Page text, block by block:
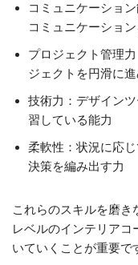
コミュニケーショ
コミュニケーショ
プロジェクト管理
ジェクトを円滑に
技術力：デザイン
習している能力
柔軟性：状況に応
決策を編み出す力
これらのスキルを磨
レベルのインテリア
いていくことが重要で